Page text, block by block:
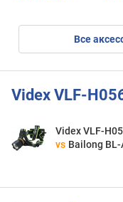
Все
Videx VLF-
Videx VLF-
vs Bailong BL-